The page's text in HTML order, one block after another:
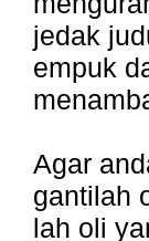
jedak
empuk
Agar
gantilah
lah oli